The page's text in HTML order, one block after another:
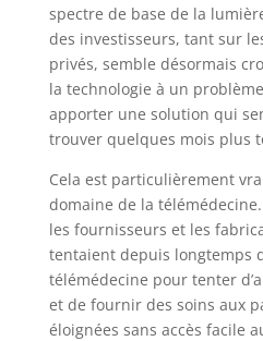
spectre de base de la
des investisseurs, tant sur
privés, semble désormais
la technologie à un
apporter une solution qui
trouver quelques mois plus
Cela est particulièrement
domaine de la
les fournisseurs et les
tentaient depuis longtemps
télémédecine pour tenter
et de fournir des soins aux
éloignées sans accès facile